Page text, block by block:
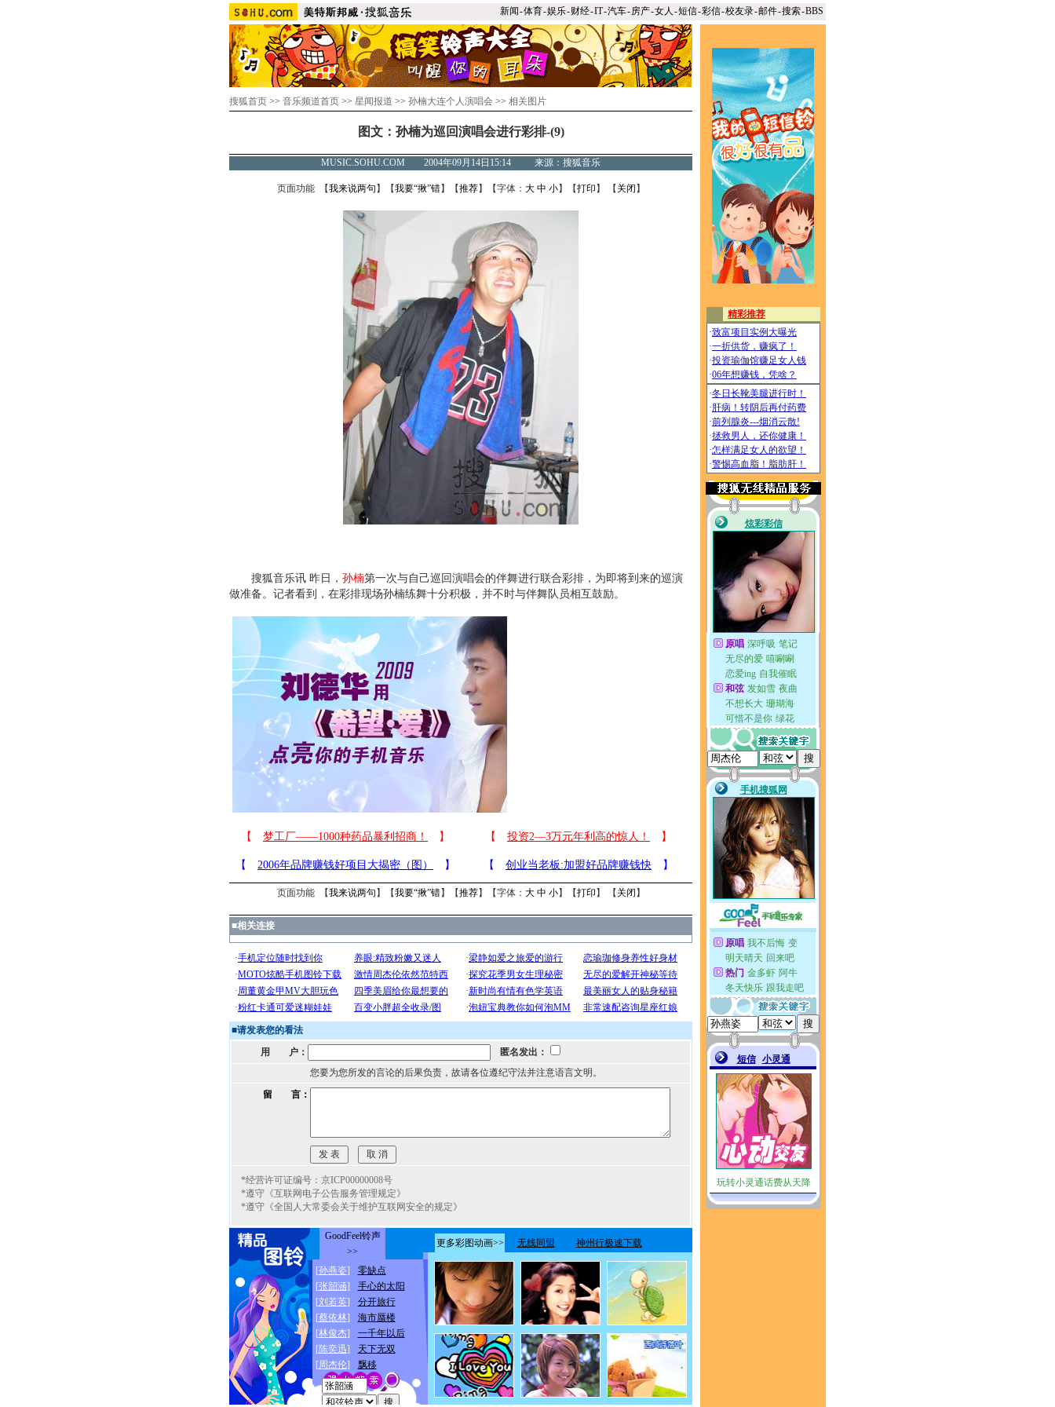
新闻-体育-娱乐-财经-IT-汽车-房产-女人 -短信-彩信-校友录-邮件-搜索-BBS
搜狐首页 >> 音乐频道首页 >> 星闻报道 >> 孙楠大连个人演唱会 >> 相关图片
图文：孙楠为巡回演唱会进行彩排-(9)
MUSIC.SOHU.COM 2004年09月14日15:14 来源：搜狐音乐
页面功能 【我来说两句 】【我要“揪”错】【推荐】【字体： 大 中 小】【打印 】 【 关闭 】
搜狐音乐讯 昨日， 孙楠第一次与自己巡回演唱会的伴舞进行联合彩排，为即将到来的巡演
做准备。记者看到，在彩排现场孙楠练舞十分积极，并不时与伴舞队员相互鼓励。
页面功能 【我来说两句 】【我要“揪”错】【推荐】【字体： 大 中 小】【打印 】 【 关闭 】
■相关连接
■请发表您的看法
用 户：
匿名发出：
您要为您所发的言论的后果负责，故请各位遵纪守法并注意语言文明。
留 言：
*经营许可证编号：京ICP00000008号
*遵守《互联网电子公告服务管理规定》
*遵守《全国人大常委会关于维护互联网安全的规定》